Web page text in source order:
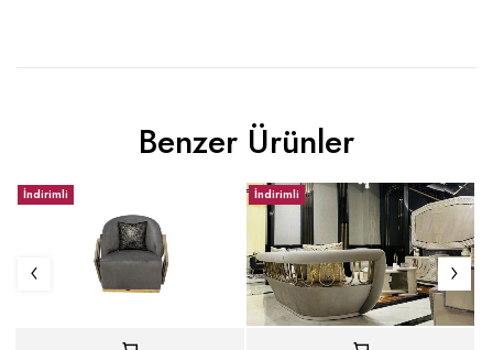
Benzer Ürünler
İndirimli İndirimli